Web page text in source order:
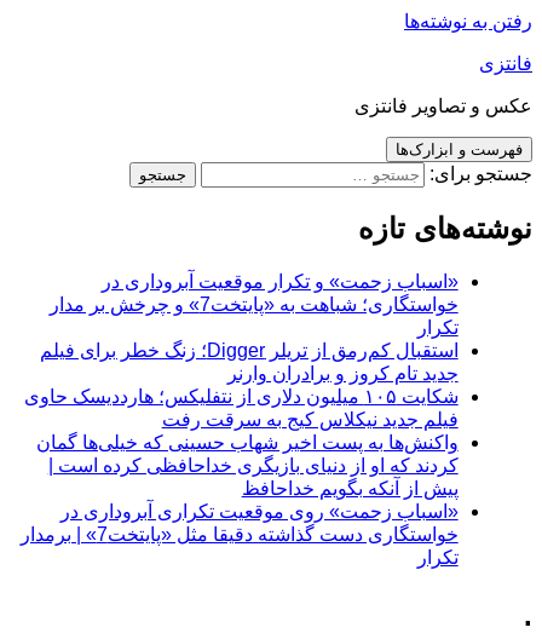
رفتن به نوشته‌ها
فانتزی
عکس و تصاویر فانتزی
فهرست و ابزارک‌ها
جستجو برای:
نوشته‌های تازه
«اسباب زحمت» و تکرار موقعیت آبروداری در
خواستگاری؛ شباهت به «پایتخت7» و چرخش بر مدار
تکرار
استقبال کم‌رمق از تریلر Digger؛ زنگ خطر برای فیلم
جدید تام کروز و برادران وارنر
شکایت ۱۰۵ میلیون دلاری از نتفلیکس؛ هارددیسک حاوی
فیلم جدید نیکلاس کیج به سرقت رفت
واکنش‌ها به پست اخیر شهاب حسینی که خیلی‌ها گمان
کردند که او از دنیای بازیگری خداحافظی کرده است |
پیش از آنکه بگویم خداحافظ
«اسباب زحمت» روی موقعیت تکراری آبروداری در
خواستگاری دست گذاشته دقیقا مثل «پایتخت7» | برمدار
تکرار
.